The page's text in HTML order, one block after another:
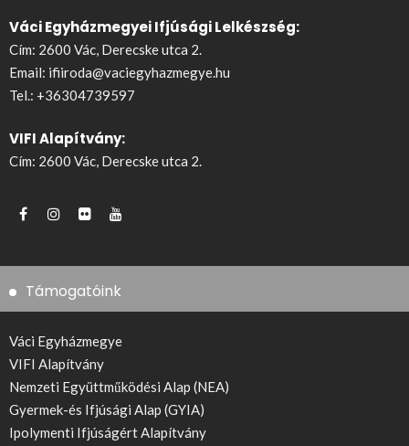
Váci Egyházmegyei Ifjúsági Lelkészség:
Cím: 2600 Vác, Derecske utca 2.
Email: ifiiroda@vaciegyhazmegye.hu
Tel.: +36304739597
VIFI Alapítvány:
Cím: 2600 Vác, Derecske utca 2.
Támogatóink
Váci Egyházmegye
VIFI Alapítvány
Nemzeti Együttműködési Alap (NEA)
Gyermek-és Ifjúsági Alap (GYIA)
Ipolymenti Ifjúságért Alapítvány